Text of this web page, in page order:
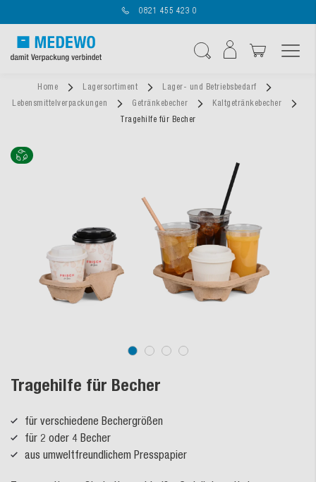
0821 455 423 0
Home Lagersortiment
Lager- und Betriebsbedarf
Lebensmittelverpackungen
Getränkebecher
Kaltgetränkebecher
Tragehilfe für Becher
Tragehilfe für Becher
für verschiedene Bechergrößen
für 2 oder 4 Becher
aus umweltfreundlichem Presspapier